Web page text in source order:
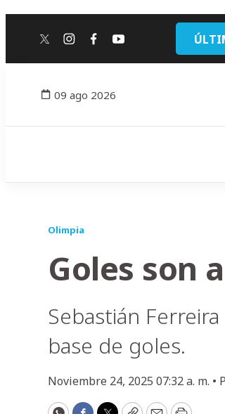
twitterinstagram
facebook
youtube
09 ago 2026
Olimpia
Goles son
Sebastián
base de goles.
Noviembre 24, 2025 07:32 a. m. •